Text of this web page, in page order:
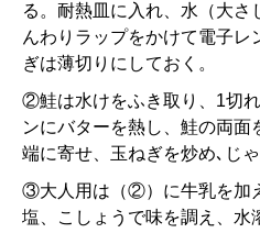
る。耐熱皿に入れ、水（大さ
んわりラップをかけて電子レ
ぎは薄切りにしておく。
②鮭は水けをふき取り、1切
ンにバターを熱し、鮭の両面
端に寄せ、玉ねぎを炒め､じ
③大人用は（②）に牛乳を加
塩、こしょうで味を調え、水